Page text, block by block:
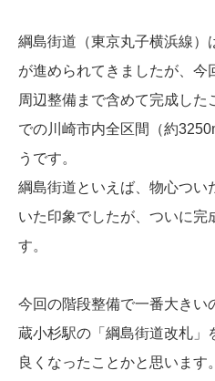
綱島街道（東京丸子横浜線）
が進められてきましたが、今
周辺整備まで含めて完成した
での川崎市内全区間（約
うです。
綱島街道といえば、物心つい
いた印象でしたが、ついに完
す。
今回の階段整備で一番大きい
蔵小杉駅の「綱島街道改札」
良くなったことかと思います。